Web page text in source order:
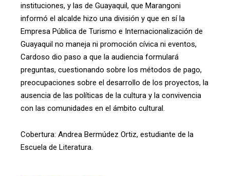
instituciones, y las de Guayaquil, que Marangoni
informó el alcalde hizo una división y que en sí la
Empresa Pública de Turismo e Internacionalización de
Guayaquil no maneja ni promoción cívica ni eventos,
Cardoso dio paso a que la audiencia formulará
preguntas, cuestionando sobre los métodos de pago,
preocupaciones sobre el desarrollo de los proyectos, la
ausencia de las políticas de la cultura y la convivencia
con las comunidades en el ámbito cultural.
Cobertura: Andrea Bermúdez Ortiz, estudiante de la
Escuela de Literatura.